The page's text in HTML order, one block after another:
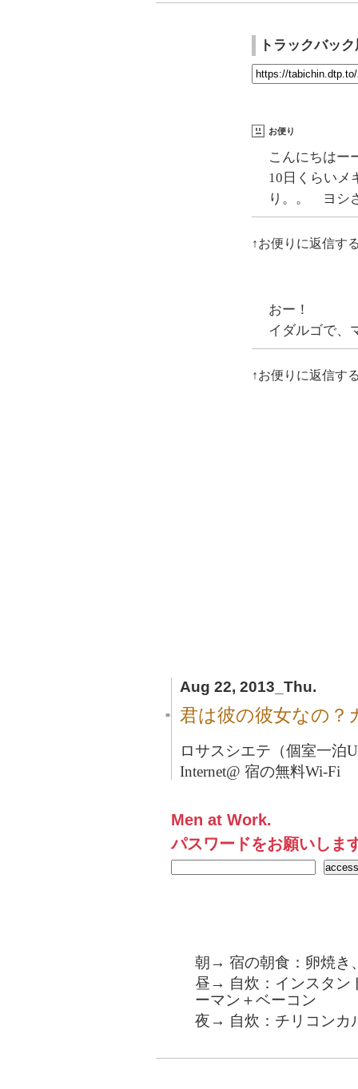
トラックバッ
お便り
こんにちはー
10日くらいメ
り。。 ヨシ
↑お便りに返信す
おー！
イダルゴで、
↑お便りに返信す
Aug 22, 2013_Thu.
■ 君は彼の彼女なの？
ロサスシエテ（個室一泊
Internet@ 宿の無料Wi-Fi
Men at Work.
パスワードをお願いしま
朝→ 宿の朝食：卵焼き
昼→ 自炊：インスタン
ーマン＋ベーコン
夜→ 自炊：チリコンカ